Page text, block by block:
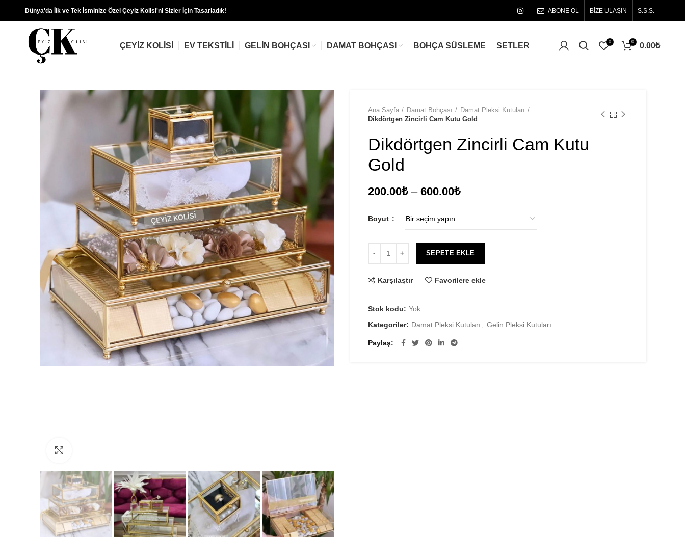
Dünya'da İlk ve Tek İsminize Özel Çeyiz Kolisi'ni Sizler İçin Tasarladık! ABONE OL BİZE ULAŞIN S.S.S.
ÇEYIZ KOLISI EV TEKSTILI GELIN BOHÇASI DAMAT BOHÇASI BOHÇA SÜSLEME SETLER 0 0 0.00₺
Ana Sayfa Damat Bohçası
Damat Pleksi Kutuları
Dikdörtgen Zincirli Cam Kutu Gold
Dikdörtgen Zincirli Cam Kutu
Gold
200.00₺ – 600.00₺Fiyat
-
600.00₺
Boyut
SEPETE EKLE
Karşılaştır Favorilere ekle
Stok kodu: Yok
Kategoriler: Damat Pleksi Kutuları Gelin Pleksi Kutuları
Paylaş